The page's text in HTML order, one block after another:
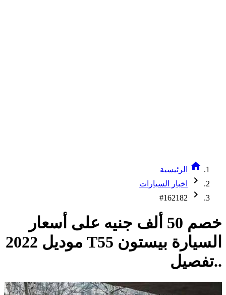
home الرئيسية
chevron_right اخبار السيارات
chevron_right
#162182
خصم 50 ألف جنيه على أسعار
السيارة بيستون T55 موديل 2022
..تفصيل